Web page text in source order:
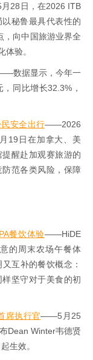
28日，在2026 ITB
秘鲁最具代表性的
向中国旅游业界全
验。
数据显示，今年一
同比增长32.3%，
安全出行——2026
19日在加拿大、美
醒赴加观赛旅游的
范各类风险，保障
餐饮体验——HiDE
的周末农场午餐体
互补的餐饮概念：
坚守对于美食的初
席执行官——5月25
Dean Winter韦德贤
生效。